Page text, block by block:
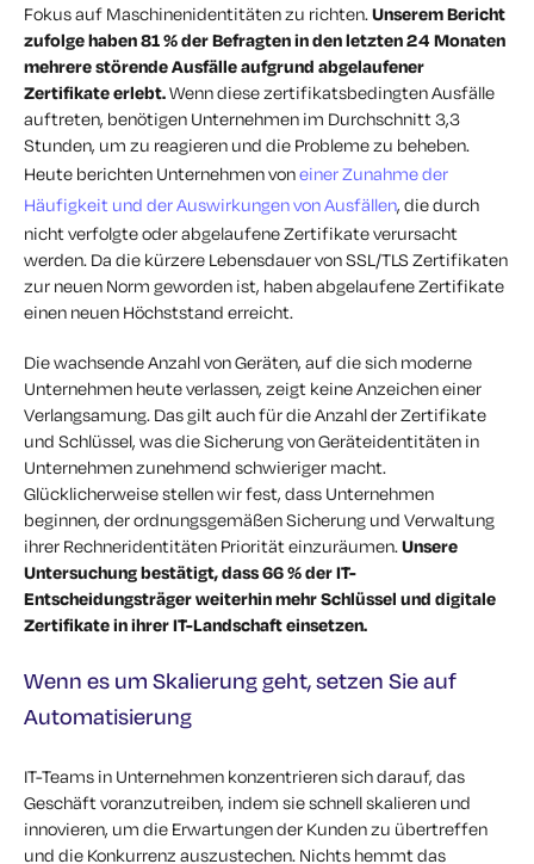
Fokus auf Maschinenidentitäten zu richten. Unserem Bericht
zufolge haben 81 % der Befragten in den letzten 24 Monaten
mehrere störende Ausfälle aufgrund abgelaufener
Zertifikate erlebt.Wenn diese zertifikatsbedingten Ausfälle
auftreten, benötigen Unternehmen im Durchschnitt 3,3
Stunden, um zu reagieren und die Probleme zu beheben.
Heute berichten Unternehmen voneiner Zunahme der
Häufigkeit und der Auswirkungen von Ausfällen, die durch
nicht verfolgte oder abgelaufene Zertifikate verursacht
werden. Da die kürzere Lebensdauer von SSL/TLS Zertifikaten
zur neuen Norm geworden ist, haben abgelaufene Zertifikate
einen neuen Höchststand erreicht.
Die wachsende Anzahl von Geräten, auf die sich moderne
Unternehmen heute verlassen, zeigt keine Anzeichen einer
Verlangsamung. Das gilt auch für die Anzahl der Zertifikate
und Schlüssel, was die Sicherung von Geräteidentitäten in
Unternehmen zunehmend schwieriger macht.
Glücklicherweise stellen wir fest, dass Unternehmen
beginnen, der ordnungsgemäßen Sicherung und Verwaltung
ihrer Rechneridentitäten Priorität einzuräumen. Unsere
Untersuchung bestätigt, dass 66 % der IT-
Entscheidungsträger weiterhin mehr Schlüssel und digitale
Zertifikate in ihrer IT-Landschaft einsetzen.
Wenn es um Skalierung geht, setzen Sie auf
Automatisierung
IT-Teams in Unternehmen konzentrieren sich darauf, das
Geschäft voranzutreiben, indem sie schnell skalieren und
innovieren, um die Erwartungen der Kunden zu übertreffen
und die Konkurrenz auszustechen. Nichts hemmt das